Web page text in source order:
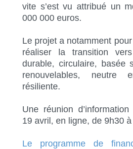
vite s’est vu attribué un
000 000 euros.
Le projet a notamment
réaliser la transition
durable, circulaire, basée
renouvelables, neutre
résiliente.
Une réunion
19 avril, en ligne, de 9h30
Le programme de